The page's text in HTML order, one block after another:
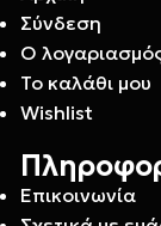
Σύνδεση
Ο
Το καλάθι μου
Wishlist
Επικοινωνία